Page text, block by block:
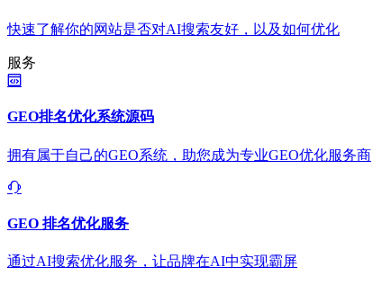
快速了解你的网站是否对AI搜索友好，以及如何优化
服务
GEO排名优化系统源码
拥有属于自己的GEO系统，助您成为专业GEO优化服务商
GEO 排名优化服务
通过AI搜索优化服务，让品牌在AI中实现霸屏